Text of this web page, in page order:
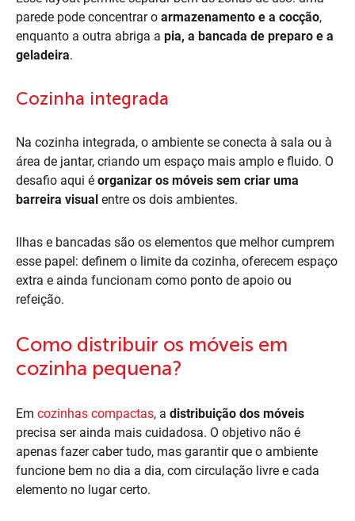
parede pode concentrar o armazenamento e a cocção,
enquanto a outra abriga a pia, a bancada de preparo e a
geladeira.
Cozinha integrada
Na cozinha integrada, o ambiente se conecta à sala ou à
área de jantar, criando um espaço mais amplo e fluido. O
desafio aqui é organizar os móveis sem criar uma
barreira visual entre os dois ambientes.
Ilhas e bancadas são os elementos que melhor cumprem
esse papel: definem o limite da cozinha, oferecem espaço
extra e ainda funcionam como ponto de apoio ou
refeição.
Como distribuir os móveis em
cozinha pequena?
Em cozinhas compactas, a distribuição dos móveis
precisa ser ainda mais cuidadosa. O objetivo não é
apenas fazer caber tudo, mas garantir que o ambiente
funcione bem no dia a dia, com circulação livre e cada
elemento no lugar certo.